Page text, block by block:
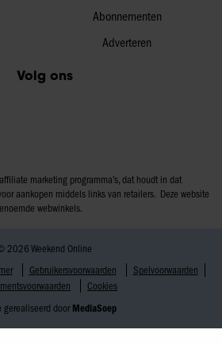
Abonnementen
Adverteren
Volg ons
marketing programma’s, dat houdt in dat
aankopen middels links van retailers. Deze website
webwinkels.
2026 Weekend Online
Gebruikersvoorwaarden
Spelvoorwaarden
Cookies
gerealiseerd door MediaSoep